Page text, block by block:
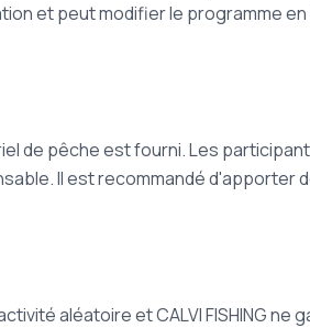
et peut modifier le programme
de pêche est fourni. Les
Il est recommandé d'apporter
aléatoire et CALVI FISHING